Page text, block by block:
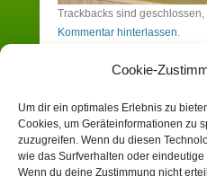
Cookie-
Um dir ein optimales Erlebnis zu
Cookies, um Geräteinformationen zu
zuzugreifen. Wenn du diesen
wie das Surfverhalten oder
Wenn du deine Zustimmung nicht
Trackbacks sind
Kommentar hinterlassen
Du musst angemeldet
Kommentar zu erstellen.